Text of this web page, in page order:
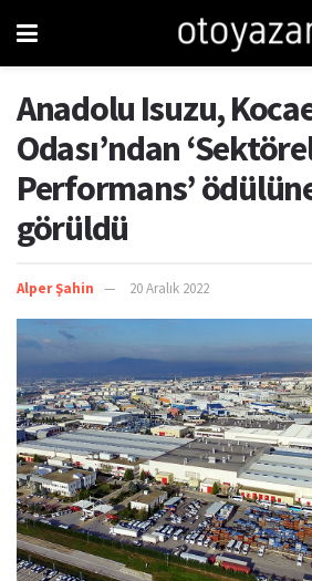
Anadolu Isuzu,
Odası’ndan
Performans’
görüldü
Alper Şahin 20 Aralık 2022